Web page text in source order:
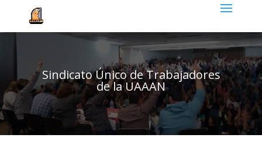
Sindicato Único de Trabajadores
de la UAAAN